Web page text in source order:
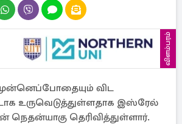
விளம்பரம்
விட
உருவெடுத்துள்ளதாக இஸ்ரேல்
நெதன்யாகு தெரிவித்துள்ளார்.